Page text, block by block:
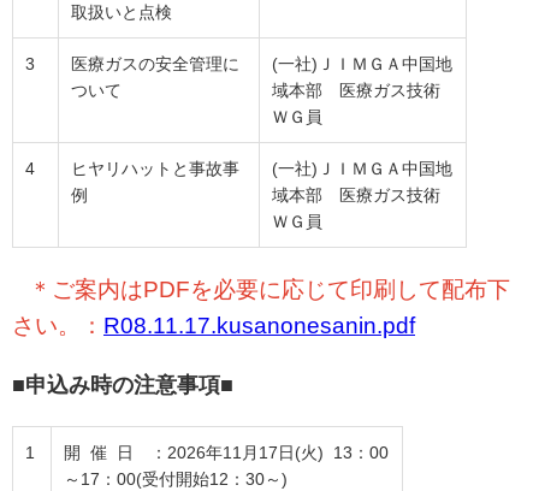
取扱いと点検
3
医療ガスの安全管理に
ついて
(一社)ＪＩＭＧＡ中国地
域本部 医療ガス技術
ＷＧ員
4
ヒヤリハットと事故事
例
(一社)ＪＩＭＧＡ中国地
域本部 医療ガス技術
ＷＧ員
＊ご案内はPDFを必要に応じて印刷して配布下
さい。： R08.11.17.kusanonesanin.pdf
■申込み時の注意事項■
1
開 催 日 ：2026年11月17日(火) 13：00
～17：00(受付開始12：30～)